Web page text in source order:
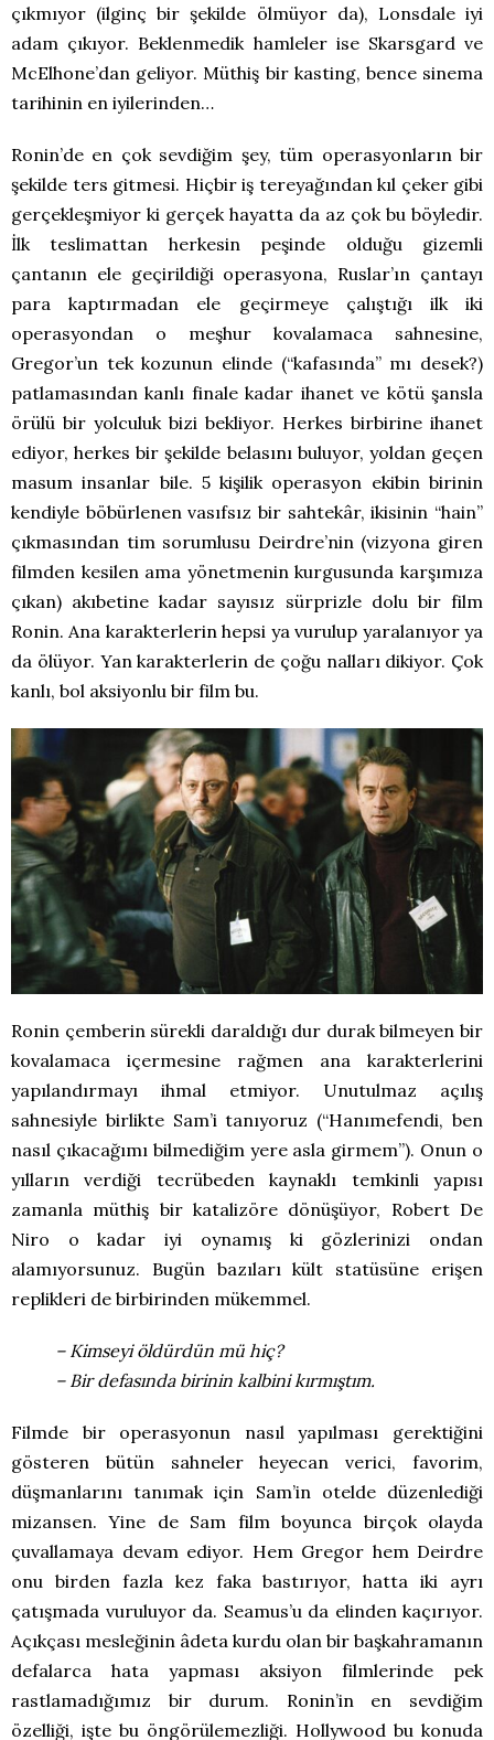
çıkmıyor (ilginç bir şekilde ölmüyor da), Lonsdale iyi
adam çıkıyor. Beklenmedik hamleler ise Skarsgard ve
McElhone’dan geliyor. Müthiş bir kasting, bence sinema
tarihinin en iyilerinden…
Ronin’de en çok sevdiğim şey, tüm operasyonların bir
şekilde ters gitmesi. Hiçbir iş tereyağından kıl çeker gibi
gerçekleşmiyor ki gerçek hayatta da az çok bu böyledir.
İlk teslimattan herkesin peşinde olduğu gizemli
çantanın ele geçirildiği operasyona, Ruslar’ın çantayı
para kaptırmadan ele geçirmeye çalıştığı ilk iki
operasyondan o meşhur kovalamaca sahnesine,
Gregor’un tek kozunun elinde (“kafasında” mı desek?)
patlamasından kanlı finale kadar ihanet ve kötü şansla
örülü bir yolculuk bizi bekliyor. Herkes birbirine ihanet
ediyor, herkes bir şekilde belasını buluyor, yoldan geçen
masum insanlar bile. 5 kişilik operasyon ekibin birinin
kendiyle böbürlenen vasıfsız bir sahtekâr, ikisinin “hain”
çıkmasından tim sorumlusu Deirdre’nin (vizyona giren
filmden kesilen ama yönetmenin kurgusunda karşımıza
çıkan) akıbetine kadar sayısız sürprizle dolu bir film
Ronin. Ana karakterlerin hepsi ya vurulup yaralanıyor ya
da ölüyor. Yan karakterlerin de çoğu nalları dikiyor. Çok
kanlı, bol aksiyonlu bir film bu.
Ronin çemberin sürekli daraldığı dur durak bilmeyen bir
kovalamaca içermesine rağmen ana karakterlerini
yapılandırmayı ihmal etmiyor. Unutulmaz açılış
sahnesiyle birlikte Sam’i tanıyoruz (“Hanımefendi, ben
nasıl çıkacağımı bilmediğim yere asla girmem”). Onun o
yılların verdiği tecrübeden kaynaklı temkinli yapısı
zamanla müthiş bir katalizöre dönüşüyor, Robert De
Niro o kadar iyi oynamış ki gözlerinizi ondan
alamıyorsunuz. Bugün bazıları kült statüsüne erişen
replikleri de birbirinden mükemmel.
– Kimseyi öldürdün mü hiç?
– Bir defasında birinin kalbini kırmıştım.
Filmde bir operasyonun nasıl yapılması gerektiğini
gösteren bütün sahneler heyecan verici, favorim,
düşmanlarını tanımak için Sam’in otelde düzenlediği
mizansen. Yine de Sam film boyunca birçok olayda
çuvallamaya devam ediyor. Hem Gregor hem Deirdre
onu birden fazla kez faka bastırıyor, hatta iki ayrı
çatışmada vuruluyor da. Seamus’u da elinden kaçırıyor.
Açıkçası mesleğinin âdeta kurdu olan bir başkahramanın
defalarca hata yapması aksiyon filmlerinde pek
rastlamadığımız bir durum. Ronin’in en sevdiğim
özelliği, işte bu öngörülemezliği. Hollywood bu konuda